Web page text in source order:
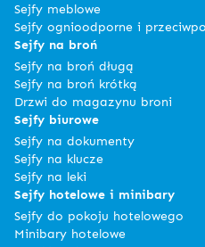
Sejfy meblowe
Sejfy ognioodporne i
Sejfy na broń
Sejfy na broń długą
Sejfy na broń krótką
Drzwi do magazynu broni
Sejfy biurowe
Sejfy na dokumenty
Sejfy na klucze
Sejfy na leki
Sejfy hotelowe i minibary
Sejfy do pokoju hotelowego
Minibary hotelowe